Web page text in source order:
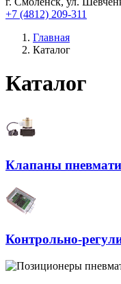
+7 (4812) 209-311
Главная
Каталог
Каталог
Клапаны
Контрольно-